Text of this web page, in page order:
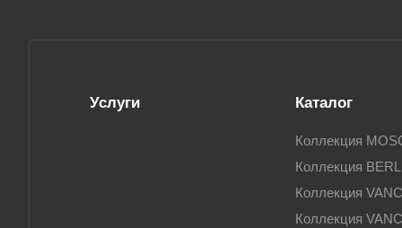
Услуги Каталог
Коллекция
Коллекция
Коллекция
Коллекция